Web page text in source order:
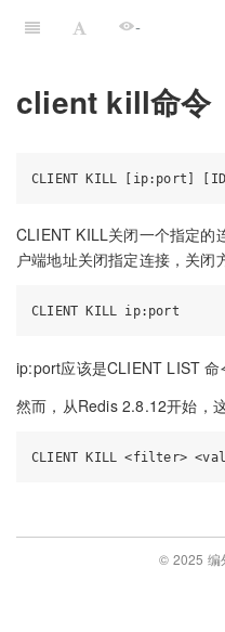
-
client kill命令
CLIENT KILL关闭一个指定的
户端地址关闭指定连接，关闭
ip:port应该是CLIENT LIST 命
然而，从Redis 2.8.12开始，
© 2025 编